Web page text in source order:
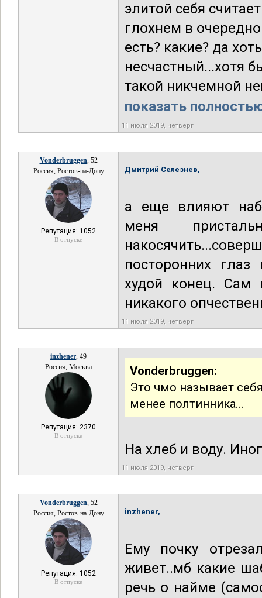
элитой себя
глохнем в
есть? какие? да
несчастный...хотя
такой никчемной
показать
11 июля 2019, четверг
Vonderbruggen, 52
Россия, Ростов-на-Дону
Репутация: 1052
В отпуске
Дмитрий Селезнев,
а еще влияют
меня
посторонних
худой конец. Сам
никакого
11 июля 2019, четверг
inzhener, 49
Россия, Москва
Репутация: 2370
В отпуске
Vonderbruggen:
Это чмо называет
менее полтинника...
На хлеб и воду.
11 июля 2019, четверг
Vonderbruggen, 52
Россия, Ростов-на-Дону
Репутация: 1052
В отпуске
inzhener,
Ему почку
живет..мб какие
речь о найме